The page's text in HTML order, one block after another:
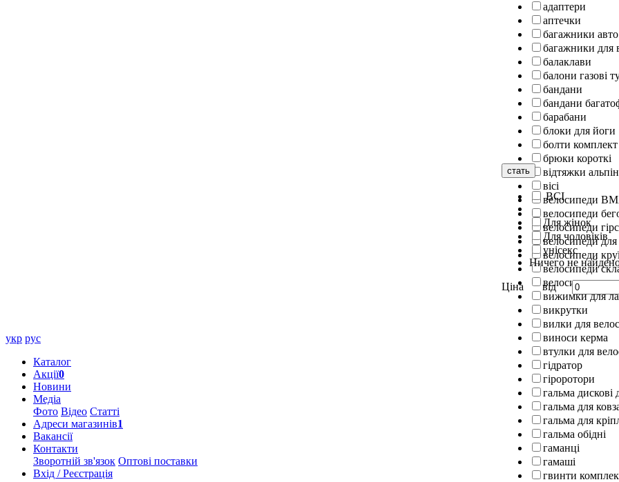
адаптери
аптечки
багажники авто
багажники для
балаклави
балони газові
бандани
бандани
барабани
блоки для йоги
болти комплект
брюки короткі
відтяжки
вісі
велосипеди
велосипеди
велосипеди
велосипеди
велосипеди
велосипеди
велосипеди
вижимки для
викрутки
вилки для
виноси керма
втулки для
гідратор
гіроротори
гальма дискові
гальма для
гальма для
гальма обідні
гаманці
гамаші
гвинти
стать
ВСІ
Для жінок
Для чоловіків
унісекс
Ничего не
Ціна від
укр рус
Каталог
Акції0
Новини
Медіа
Фото Відео Статті
Адреси магазинів1
Вакансії
Контакти
Зворотній зв'язок Оптові поставки
Вхід / Реєстрація